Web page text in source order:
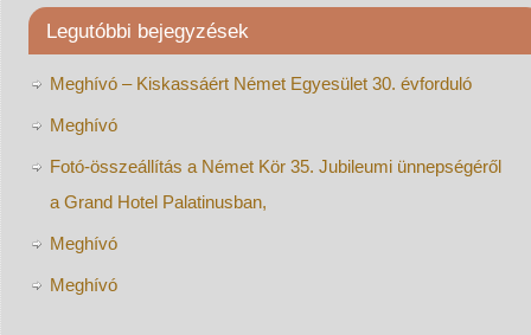
Legutóbbi bejegyzések
Meghívó – Kiskassáért Német Egyesület 30. évforduló
Meghívó
Fotó-összeállítás a Német Kör 35. Jubileumi ünnepségéről
a Grand Hotel Palatinusban,
Meghívó
Meghívó